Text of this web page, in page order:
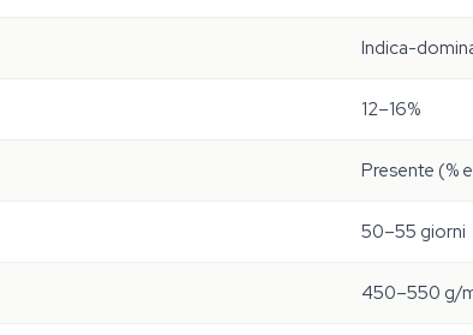
Indica-
12–16%
Presente (%
50–55 giorni
450–550 g/